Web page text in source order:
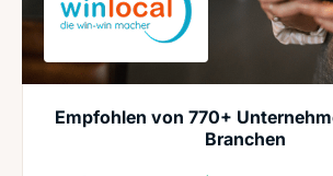
Empfohlen von 770+
Branchen